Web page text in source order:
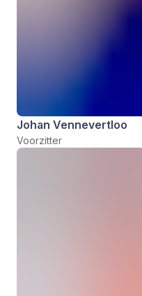
Johan Vennevertloo
Voorzitter